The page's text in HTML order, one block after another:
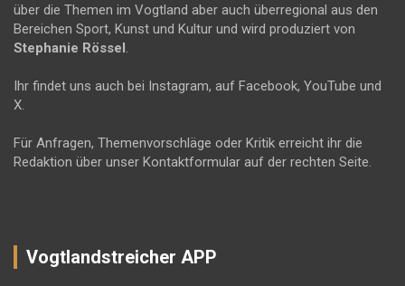
über die Themen im Vogtland aber auch überregional aus den
Bereichen Sport, Kunst und Kultur und wird produziert von
Stephanie Rössel.
Ihr findet uns auch bei Instagram, auf Facebook, YouTube und
X.
Für Anfragen, Themenvorschläge oder Kritik erreicht ihr die
Redaktion über unser Kontaktformular auf der rechten Seite.
Vogtlandstreicher APP